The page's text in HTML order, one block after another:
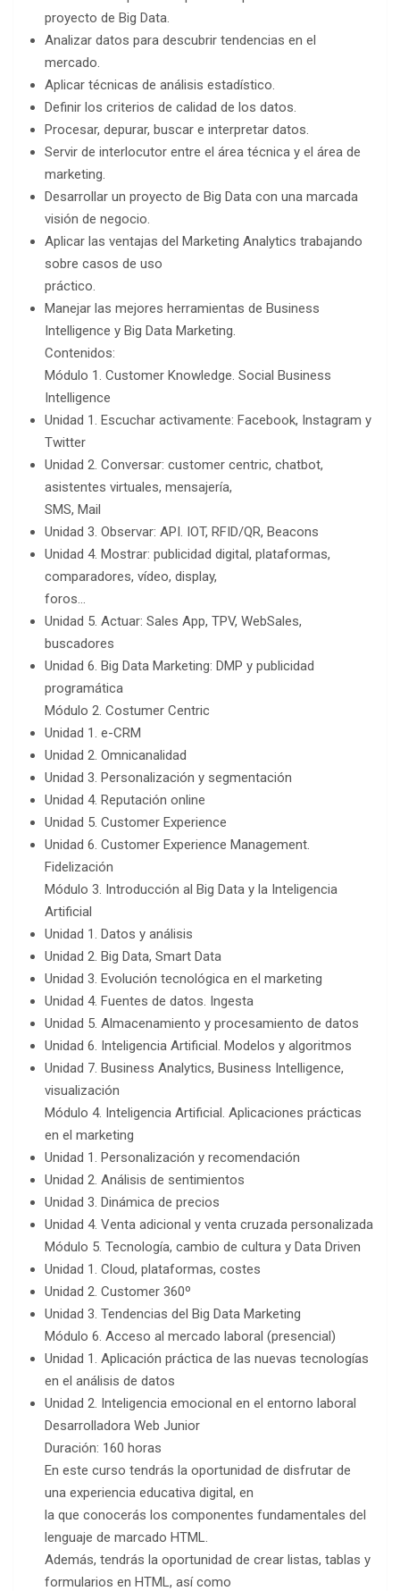
proyecto de Big Data.
Analizar datos para descubrir tendencias en el
mercado.
Aplicar técnicas de análisis estadístico.
Definir los criterios de calidad de los datos.
Procesar, depurar, buscar e interpretar datos.
Servir de interlocutor entre el área técnica y el área de
marketing.
Desarrollar un proyecto de Big Data con una marcada
visión de negocio.
Aplicar las ventajas del Marketing Analytics trabajando
sobre casos de uso
práctico.
Manejar las mejores herramientas de Business
Intelligence y Big Data Marketing.
Contenidos:
Módulo 1. Customer Knowledge. Social Business
Intelligence
Unidad 1. Escuchar activamente: Facebook, Instagram y
Twitter
Unidad 2. Conversar: customer centric, chatbot,
asistentes virtuales, mensajería,
SMS, Mail
Unidad 3. Observar: API. IOT, RFID/QR, Beacons
Unidad 4. Mostrar: publicidad digital, plataformas,
comparadores, vídeo, display,
foros…
Unidad 5. Actuar: Sales App, TPV, WebSales,
buscadores
Unidad 6. Big Data Marketing: DMP y publicidad
programática
Módulo 2. Costumer Centric
Unidad 1. e-CRM
Unidad 2. Omnicanalidad
Unidad 3. Personalización y segmentación
Unidad 4. Reputación online
Unidad 5. Customer Experience
Unidad 6. Customer Experience Management.
Fidelización
Módulo 3. Introducción al Big Data y la Inteligencia
Artificial
Unidad 1. Datos y análisis
Unidad 2. Big Data, Smart Data
Unidad 3. Evolución tecnológica en el marketing
Unidad 4. Fuentes de datos. Ingesta
Unidad 5. Almacenamiento y procesamiento de datos
Unidad 6. Inteligencia Artificial. Modelos y algoritmos
Unidad 7. Business Analytics, Business Intelligence,
visualización
Módulo 4. Inteligencia Artificial. Aplicaciones prácticas
en el marketing
Unidad 1. Personalización y recomendación
Unidad 2. Análisis de sentimientos
Unidad 3. Dinámica de precios
Unidad 4. Venta adicional y venta cruzada personalizada
Módulo 5. Tecnología, cambio de cultura y Data Driven
Unidad 1. Cloud, plataformas, costes
Unidad 2. Customer 360º
Unidad 3. Tendencias del Big Data Marketing
Módulo 6. Acceso al mercado laboral (presencial)
Unidad 1. Aplicación práctica de las nuevas tecnologías
en el análisis de datos
Unidad 2. Inteligencia emocional en el entorno laboral
Desarrolladora Web Junior
Duración: 160 horas
En este curso tendrás la oportunidad de disfrutar de
una experiencia educativa digital, en
la que conocerás los componentes fundamentales del
lenguaje de marcado HTML.
Además, tendrás la oportunidad de crear listas, tablas y
formularios en HTML, así como